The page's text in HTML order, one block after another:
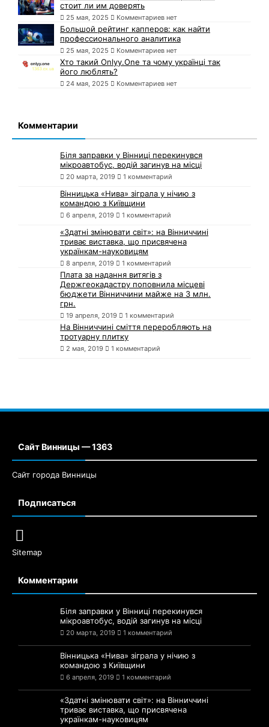
стоит ли им доверять
25 мая, 2025 Комментариев нет
Большой рейтинг капперов: как найти
профессионального аналитика
25 мая, 2025 Комментариев нет
Хто такий Onlyy.One та чому українці так
його люблять?
24 мая, 2025 Комментариев нет
Комментарии
Біля заправки у Вінниці перекинувся
мікроавтобус, водій загинув на місці
20 марта, 2019 1 комментарий
Вінницька «Нива» зіграла у нічию з
командою з Київщини
6 апреля, 2019 1 комментарий
«Здатні змінювати світ»: на Вінниччині
триває виставка, що присвячена
українкам-науковицям
8 апреля, 2019 1 комментарий
Плата за надання витягів з
Держгеокадастру поповнила місцеві
бюджети Вінниччини майже на 3 млн.
грн.
19 апреля, 2019 1 комментарий
На Вінниччині сміття переробляють на
тротуарну плитку
2 мая, 2019 1 комментарий
Сайт Винницы — 1363
Сайт города Винницы
Подписаться
Sitemap
Комментарии
Біля заправки у Вінниці перекинувся
мікроавтобус, водій загинув на місці
20 марта, 2019 1 комментарий
Вінницька «Нива» зіграла у нічию з
командою з Київщини
6 апреля, 2019 1 комментарий
«Здатні змінювати світ»: на Вінниччині
триває виставка, що присвячена
українкам-науковицям